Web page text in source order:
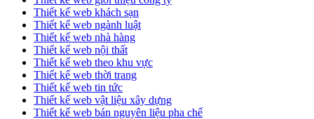
Thiết kế web khách sạn
Thiết kế web ngành luật
Thiết kế web nhà hàng
Thiết kế web nội thất
Thiết kế web theo khu vực
Thiết kế web thời trang
Thiết kế web tin tức
Thiết kế web vật liệu xây dựng
Thiết kế web bán nguyên liệu pha chế